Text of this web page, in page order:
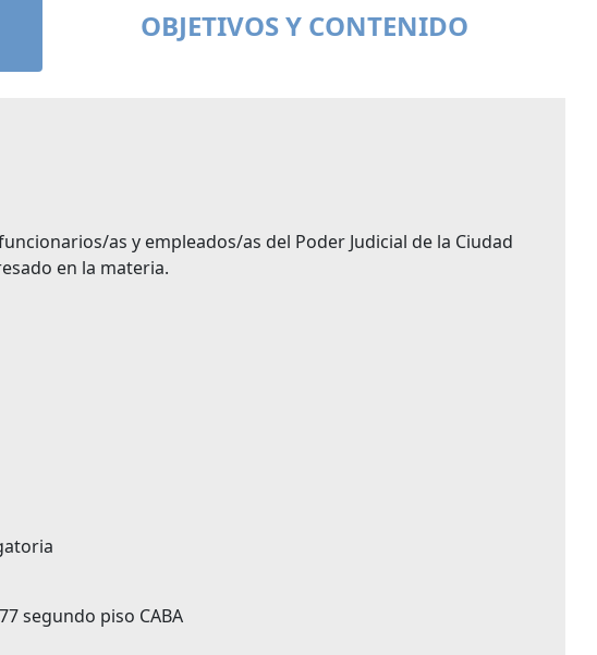
OBJETIVOS Y CONTENIDO
as y empleados/as del Poder Judicial de la Ciudad
en la materia.
segundo piso CABA